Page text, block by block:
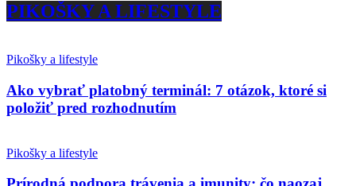
PIKOŠKY A LIFESTYLE
Pikošky a lifestyle
Ako vybrať platobný terminál: 7 otázok, ktoré si
položiť pred rozhodnutím
Pikošky a lifestyle